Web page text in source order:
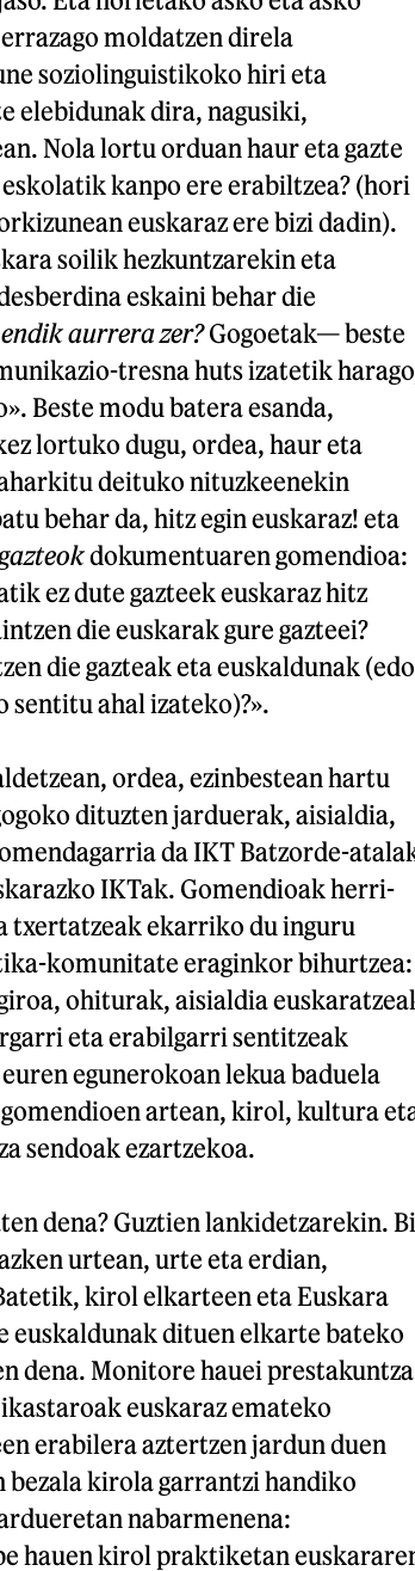
moldatzen direla
soziolinguistikoko hiri eta
elebidunak dira, nagusiki,
Nola lortu orduan haur eta gazte
kanpo ere erabiltzea? (hori
euskaraz ere bizi dadin).
soilik hezkuntzarekin eta
eskaini behar die
aurrera zer?Gogoetak— beste
tresna huts izatetik
Beste modu batera esanda,
lortuko dugu, ordea, haur eta
deituko nituzkeenekin
behar da, hitz egin euskaraz! eta
dokumentuaren gomendioa:
ez dute gazteek euskaraz hitz
die euskarak gure gazteei?
die gazteak eta euskaldunak (edo
sentitu ahal izateko)?».
ordea, ezinbestean hartu
dituzten jarduerak, aisialdia,
da IKT Batzorde-
IKTak. Gomendioak herri-
txertatzeak ekarriko du inguru
komunitate eraginkor bihurtzea:
ohiturak, aisialdia
eta erabilgarri sentitzeak
egunerokoan lekua baduela
artean, kirol, kultura
sendoak ezartzekoa.
dena? Guztien lankidetzarekin. Bi
urtean, urte eta erdian,
kirol elkarteen eta Euskara
dituen elkarte bateko
dena. Monitore hauei prestakuntza
euskaraz emateko
erabilera aztertzen jardun duen
kirola garrantzi handiko
nabarmenena:
hauen kirol praktiketan